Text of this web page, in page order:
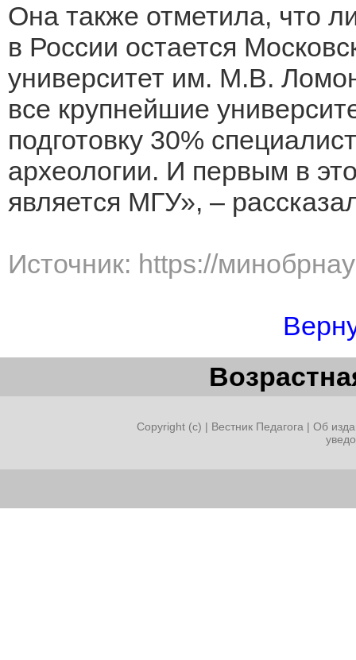
Она также отметила, что
в России остается
университет им. М.В.
все крупнейшие
подготовку 30%
археологии. И первым в
является МГУ», –
Источник: https://
Copyright (c) | Вестник Педагога | Об